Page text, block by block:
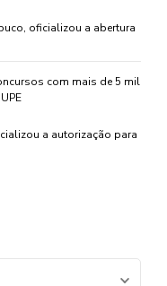
oficializou a abertura
com mais de 5 mil
a autorização para